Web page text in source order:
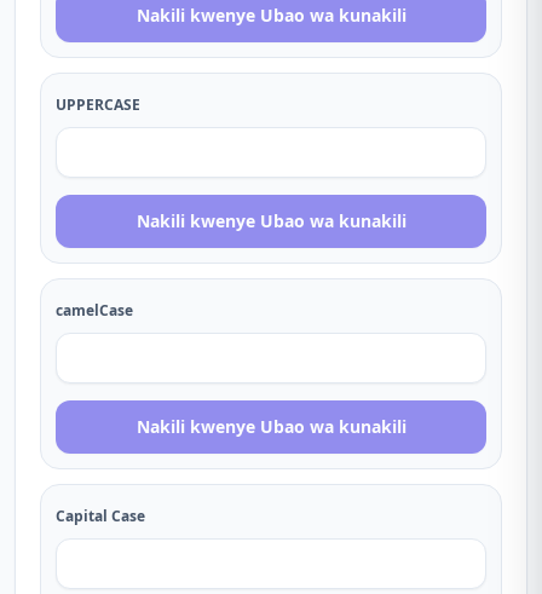
Nakili kwenye Ubao wa kunakili
UPPERCASE
Nakili kwenye Ubao wa kunakili
camelCase
Nakili kwenye Ubao wa kunakili
Capital Case